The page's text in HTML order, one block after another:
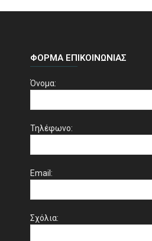
ΦΌΡΜΑ ΕΠΙΚΟΙΝΩΝΊΑΣ
Όνομα:
Τηλέφωνο:
Email:
Σχόλια: